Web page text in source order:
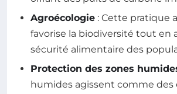
Agroécologie : Cette pratique
favorise la biodiversité tout en
sécurité alimentaire des
Protection des zones
humides agissent comme des